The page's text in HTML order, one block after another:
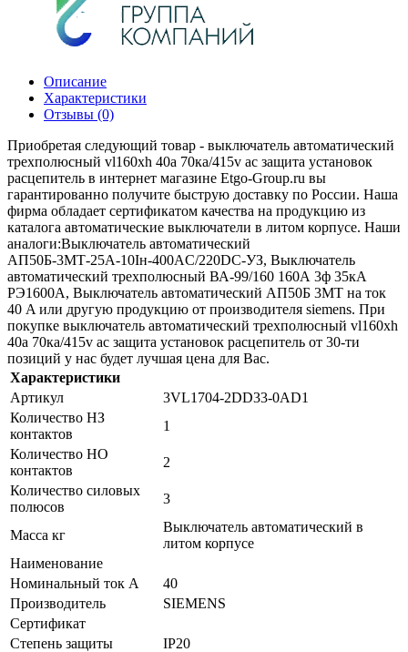
Описание
Характеристики
Отзывы (0)
Приобретая следующий товар - выключатель автоматический
трехполюсный vl160xh 40а 70ка/415v ac защита установок
расцепитель в интернет магазине Etgo-Group.ru вы
гарантированно получите быструю доставку по России. Наша
фирма обладает сертификатом качества на продукцию из
каталога автоматические выключатели в литом корпусе. Наши
аналоги:Выключатель автоматический
АП50Б-3МТ-25А-10Iн-400AС/220DC-УЗ, Выключатель
автоматический трехполюсный ВА-99/160 160А 3ф 35кА
РЭ1600А, Выключатель автоматический АП50Б 3МТ на ток
40 A или другую продукцию от производителя siemens. При
покупке выключатель автоматический трехполюсный vl160xh
40а 70ка/415v ac защита установок расцепитель от 30-ти
позиций у нас будет лучшая цена для Вас.
Характеристики
Артикул
3VL1704-2DD33-0AD1
Количество НЗ
контактов
1
Количество НО
контактов
2
Количество силовых
полюсов
3
Масса кг
Выключатель автоматический в
литом корпусе
Наименование
Номинальный ток А
40
Производитель
SIEMENS
Сертификат
Степень защиты
IP20